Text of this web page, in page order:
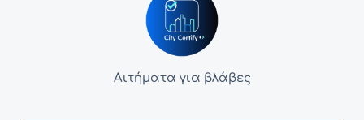
Αιτήματα για βλάβες